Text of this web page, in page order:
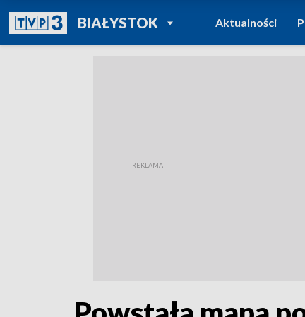
BIAŁYSTOKPOWRÓT DO
TVP REGIONY
Aktualności